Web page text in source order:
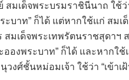
มเด็จพระบรมราชินีนาถ ใช้ว่
ะบาท” ก็ได้ แต่หากใช้แก่ สมเ
มเด็จพระเทพรัตนราชสุดาฯ
อองพระบาท” ก็ได้ และหากใ
ศ์ชั้นหม่อมเจ้า ใช้ว่า “เข้าเฝ้า